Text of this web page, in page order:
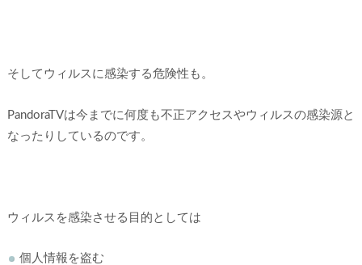
そしてウィルスに感染する危険性も。
PandoraTVは今までに何度も不正アクセスやウィルスの感染源と
なったりしているのです。
ウィルスを感染させる目的としては
個人情報を盗む